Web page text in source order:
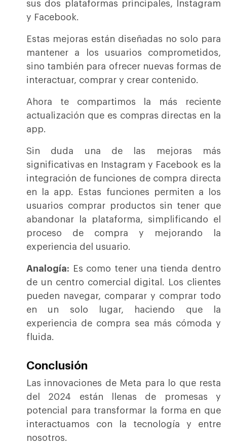
sus dos plataformas principales, Instagram
y Facebook.
Estas mejoras están diseñadas no solo para
mantener a los usuarios comprometidos,
sino también para ofrecer nuevas formas de
interactuar, comprar y crear contenido.
Ahora te compartimos la más reciente
actualización que es compras directas en la
app.
Sin duda una de las mejoras más
significativas en Instagram y Facebook es la
integración de funciones de compra directa
en la app. Estas funciones permiten a los
usuarios comprar productos sin tener que
abandonar la plataforma, simplificando el
proceso de compra y mejorando la
experiencia del usuario.
Analogía: Es como tener una tienda dentro
de un centro comercial digital. Los clientes
pueden navegar, comparar y comprar todo
en un solo lugar, haciendo que la
experiencia de compra sea más cómoda y
fluida.
Conclusión
Las innovaciones de Meta para lo que resta
del 2024 están llenas de promesas y
potencial para transformar la forma en que
interactuamos con la tecnología y entre
nosotros.